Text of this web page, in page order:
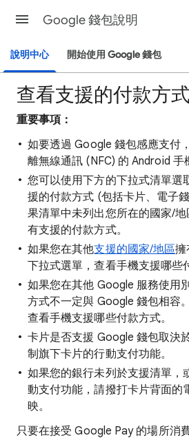
Google 錢包說明
說明中心 開始使用 Google 錢包
查看支援的付款方式
重要事項：
如要透過 Google 錢包感應支付
離無線通訊 (NFC) 的 Android 手
您可以使用下方的下拉式清單選
援的付款方式 (包括卡片、電子
果清單中未列出您所在的國家/
有支援的付款方式。
如果您在其他支援的國家/地區擁
下拉式選單，查看手機支援哪些
如果您在其他 Google 服務使用
方式不一定與 Google 錢包相容
查看手機支援哪些付款方式。
卡片是否支援 Google 錢包取決
制旗下卡片的行動支付功能。
如果您的銀行未列於支援清單，
動支付功能，請撥打卡片背面的
映。
只要在接受 Google Pay 的場所消